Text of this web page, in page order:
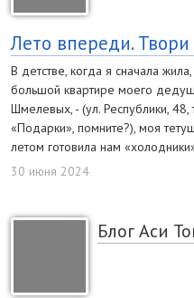
Лето впереди.
В детстве, когда я сначала
большой квартире моего
Шмелевых, - (ул. Республики,
«Подарки», помните?), моя
летом готовила нам
30 июня 2024
Блог Аси